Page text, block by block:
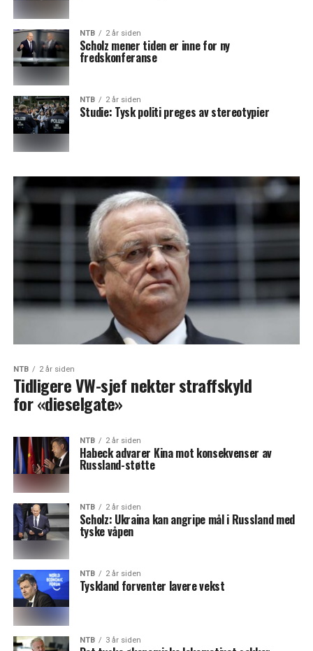
NTB 2 år siden
Scholz mener tiden er inne for ny
fredskonferanse
NTB 2 år siden
Studie: Tysk politi preges av stereotypier
NTB 2 år siden
Tidligere VW-sjef nekter straffskyld
for «dieselgate»
NTB 2 år siden
Habeck advarer Kina mot konsekvenser av
Russland-støtte
NTB 2 år siden
Scholz: Ukraina kan angripe mål i Russland med
tyske våpen
NTB 2 år siden
Tyskland forventer lavere vekst
NTB 3 år siden